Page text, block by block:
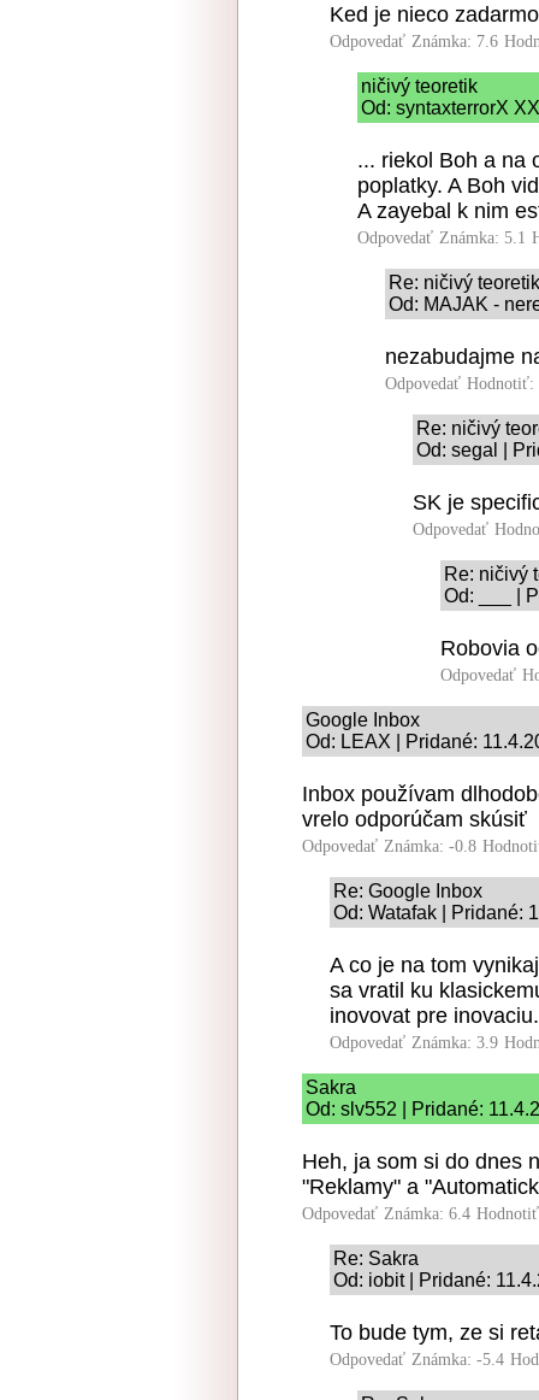
Ked je nieco
Odpovedať Známka: 7.6
ničivý teoretik
Od: syntaxterrorX
... riekol Boh a na
poplatky. A Boh
A zayebal k nim
Odpovedať Známka: 5.1
Re: ničivý teoretik
Od: MAJAK -
nezabudajme
Odpovedať Hodnotiť:
Re: ničivý
Od: segal |
SK je
Odpovedať
Re: ničivý
Od: ___ |
Robovia
Odpovedať
Google Inbox
Od: LEAX | Pridané:
Inbox používam
vrelo odporúčam skúsiť
Odpovedať Známka: -0.8
Re: Google Inbox
Od: Watafak | Pridané:
A co je na tom
sa vratil ku
inovovat pre inovaciu.
Odpovedať Známka: 3.9
Sakra
Od: slv552 | Pridané:
Heh, ja som si do dnes
"Reklamy" a
Odpovedať Známka: 6.4
Re: Sakra
Od: iobit | Pridané:
To bude tym, ze si
Odpovedať Známka: -5.4